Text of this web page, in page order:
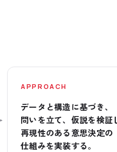
APPROACH
データと構造に基づき、
問いを立て、仮説を検証
再現性のある意思決定の
仕組みを実装する。